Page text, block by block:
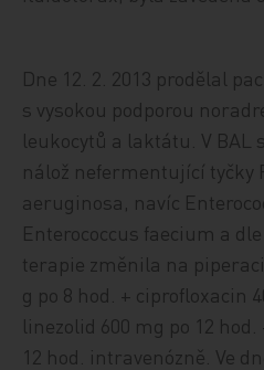
Dne 12. 2. 2013 prodělal
s vysokou podporou
leukocytů a laktátu. V BAL
nálož nefermentující tyčky
aeruginosa, navíc
Enterococcus faecium a
terapie změnila na
g po 8 hod. + ciprofloxacin
linezolid 600 mg po 12
12 hod. intravenózně. Ve